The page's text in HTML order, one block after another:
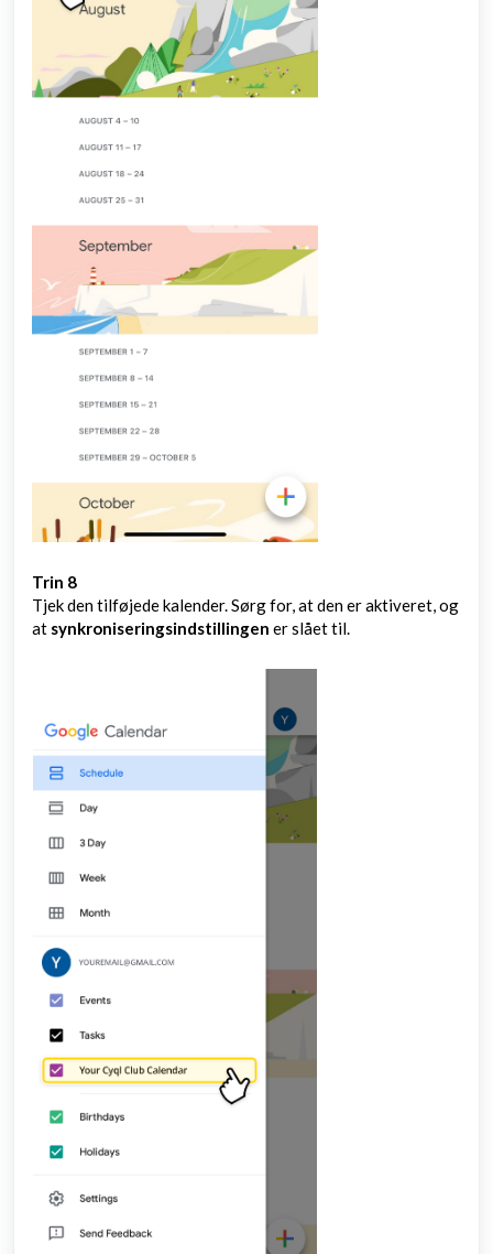
Trin 8
Tjek den tilføjede kalender. Sørg for, at den er aktiveret, og
at synkroniseringsindstillingen er slået til.